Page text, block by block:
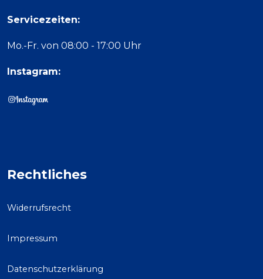
Servicezeiten:
Mo.-Fr. von 08:00 - 17:00 Uhr
Instagram:
Rechtliches
Widerrufsrecht
Impressum
Datenschutzerklärung